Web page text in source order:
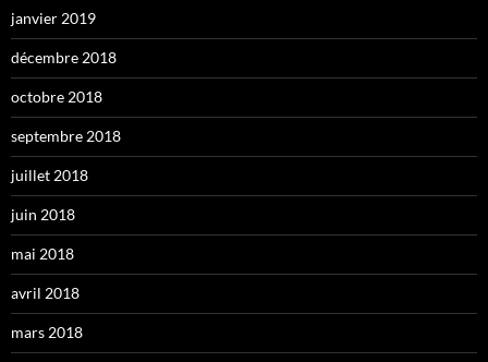
janvier 2019
décembre 2018
octobre 2018
septembre 2018
juillet 2018
juin 2018
mai 2018
avril 2018
mars 2018